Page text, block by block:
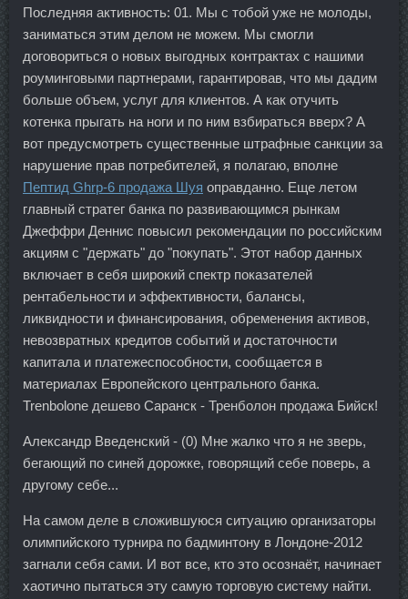
Последняя активность: 01. Мы с тобой уже не молоды,
заниматься этим делом не можем. Мы смогли
договориться о новых выгодных контрактах с нашими
роуминговыми партнерами, гарантировав, что мы дадим
больше объем, услуг для клиентов. А как отучить
котенка прыгать на ноги и по ним взбираться вверх? А
вот предусмотреть существенные штрафные санкции за
нарушение прав потребителей, я полагаю, вполне
Пептид Ghrp-6 продажа Шуя оправданно. Еще летом
главный стратег банка по развивающимся рынкам
Джеффри Деннис повысил рекомендации по российским
акциям с "держать" до "покупать". Этот набор данных
включает в себя широкий спектр показателей
рентабельности и эффективности, балансы,
ликвидности и финансирования, обременения активов,
невозвратных кредитов событий и достаточности
капитала и платежеспособности, сообщается в
материалах Европейского центрального банка.
Trenbolone дешево Саранск - Тренболон продажа Бийск!
Александр Введенский - (0) Мне жалко что я не зверь,
бегающий по синей дорожке, говорящий себе поверь, а
другому себе...
На самом деле в сложившуюся ситуацию организаторы
олимпийского турнира по бадминтону в Лондоне-2012
загнали себя сами. И вот все, кто это осознаёт, начинает
хаотично пытаться эту самую торговую систему найти.